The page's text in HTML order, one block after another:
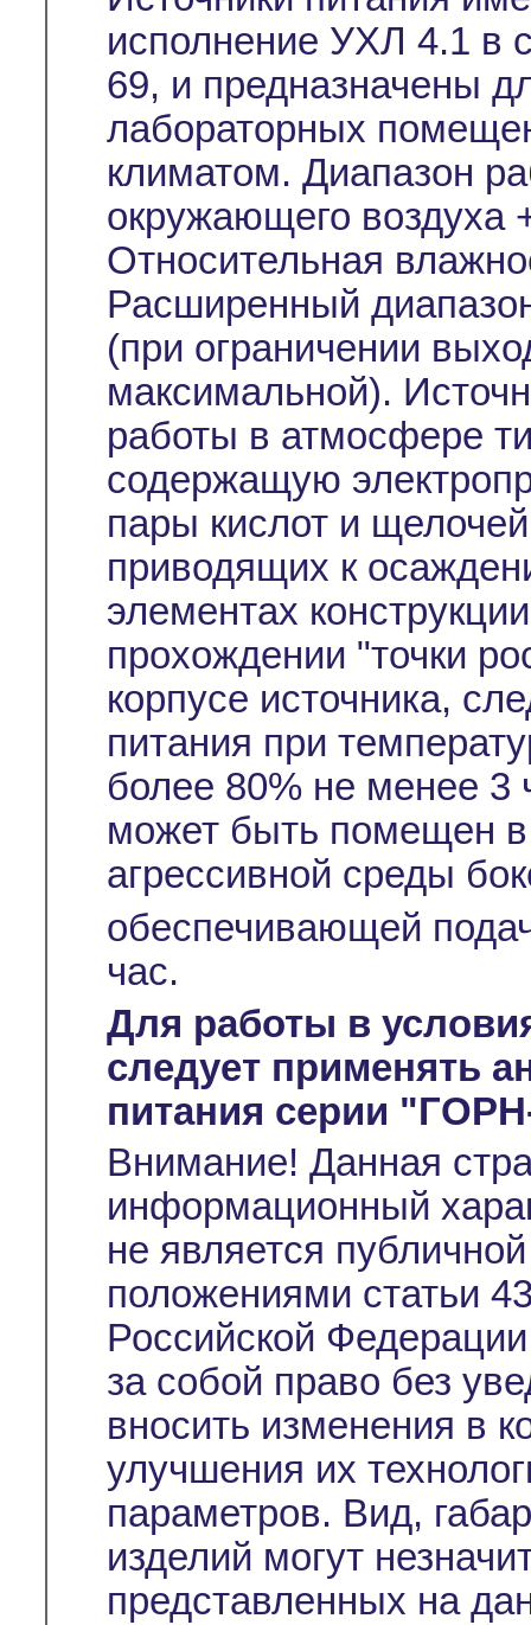
исполнение УХЛ 4.1 в
69, и предназначены
лабораторных
климатом. Диапазон
окружающего воздуха
Относительная
Расширенный
(при ограничении
максимальной).
работы в атмосфере
содержащую
пары кислот и
приводящих к
элементах
прохождении "точки
корпусе источника,
питания при
более 80% не менее 3
может быть помещен
агрессивной среды
обеспечивающей
час.
Для работы в
следует применять
питания серии
Внимание! Данная
информационный
не является
положениями статьи
Российской
за собой право без
вносить изменения в
улучшения их
параметров. Вид,
изделий могут
представленных на